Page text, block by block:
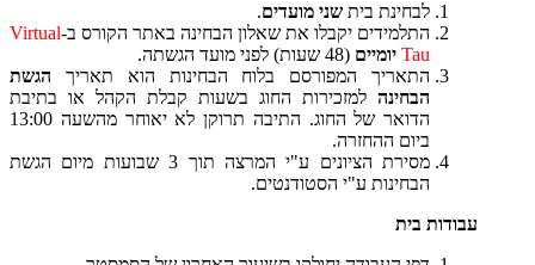
לבחינת בית שני מועדים.
התלמידים יקבלו את שאלון הבחינה באתר הקורס ב-Virtual
Tau יומיים (48 שעות) לפני מועד הגשתה.
התאריך המפורסם בלוח הבחינות הוא תאריך הגשת
הבחינה למזכירות החוג בשעות קבלת הקהל או בתיבת
הדואר של החוג. התיבה תרוקן לא יאוחר מהשעה 13:00
ביום ההחזרה.
מסירת הציונים ע"י המרצה תוך 3 שבועות מיום הגשת
הבחינות ע"י הסטודנטים.
עבודות בית